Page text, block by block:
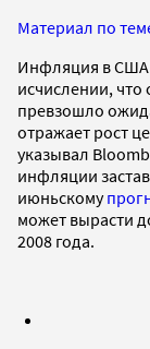
Материал по
Инфляция в
исчислении, что
превзошло
отражает рост
указывал
инфляции
июньскому
может вырасти
2008 года.